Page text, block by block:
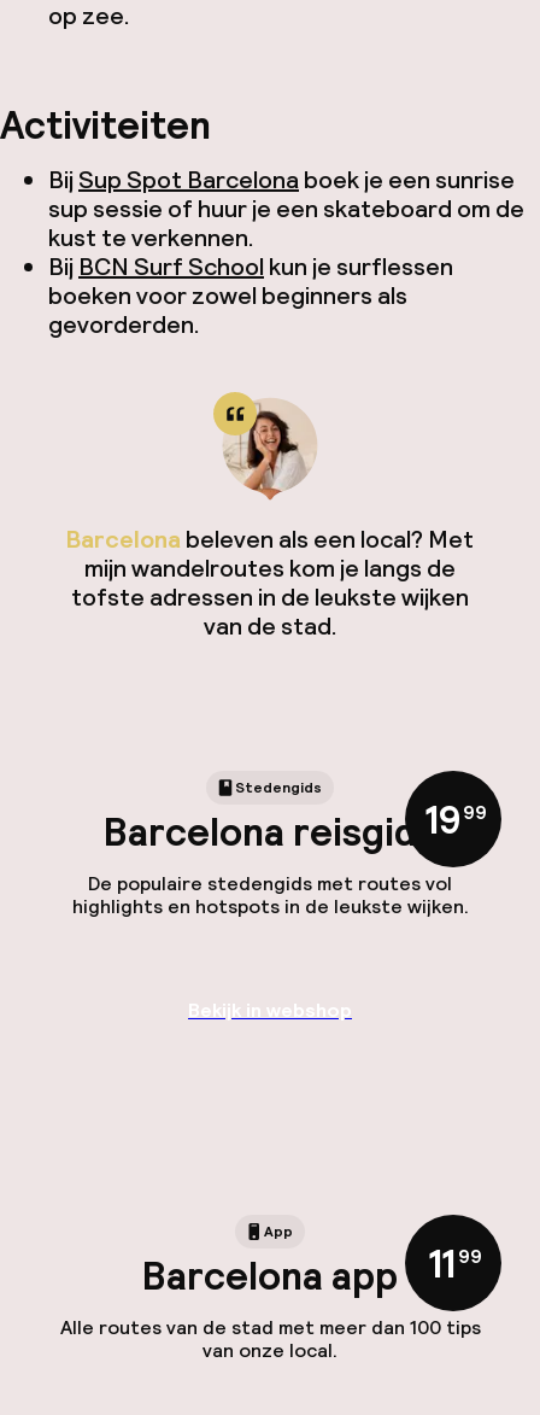
op zee.
Activiteiten
Bij Sup Spot Barcelonaboek je een sunrise
sup sessie of huur je een skateboard om de
kust te verkennen.
Bij BCN Surf School kun je surflessen
boeken voor zowel beginners als
gevorderden.
Barcelonabeleven als een local? Met
mijn wandelroutes kom je langs de
tofste adressen in de leukste wijken
van de stad.
Stedengids
Barcelona reisgids
De populaire stedengids met routes vol
highlights en hotspots in de leukste wijken.
19,99
Bekijk in webshop
App
Barcelona app
Alle routes van de stad met meer dan 100 tips
van onze local.
11 ,99